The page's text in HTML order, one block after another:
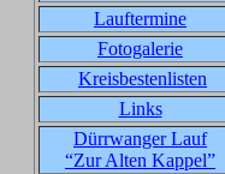
Lauftermine
Fotogalerie
Kreisbestenlisten
Links
Dürrwanger Lauf
“Zur Alten Kappel”